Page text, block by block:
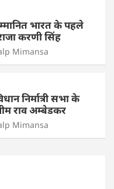
भारत के पहले
करणी सिंह
Mimansa
निर्मात्री सभा के
राव अम्बेडकर
Mimansa